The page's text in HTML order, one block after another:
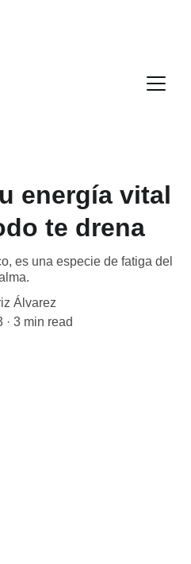
energía vital
te drena
es una especie de fatiga del
Álvarez
3 min read